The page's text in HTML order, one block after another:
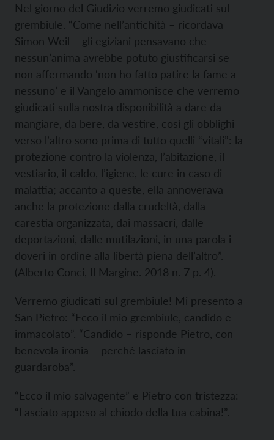
Nel giorno del Giudizio verremo giudicati sul
grembiule. “Come nell’antichità – ricordava
Simon Weil – gli egiziani pensavano che
nessun’anima avrebbe potuto giustificarsi se
non affermando ‘non ho fatto patire la fame a
nessuno’ e il Vangelo ammonisce che verremo
giudicati sulla nostra disponibilità a dare da
mangiare, da bere, da vestire, così gli obblighi
verso l’altro sono prima di tutto quelli “vitali”: la
protezione contro la violenza, l’abitazione, il
vestiario, il caldo, l’igiene, le cure in caso di
malattia; accanto a queste, ella annoverava
anche la protezione dalla crudeltà, dalla
carestia organizzata, dai massacri, dalle
deportazioni, dalle mutilazioni, in una parola i
doveri in ordine alla libertà piena dell’altro”.
(Alberto Conci, Il Margine. 2018 n. 7 p. 4).
Verremo giudicati sul grembiule! Mi presento a
San Pietro: “Ecco il mio grembiule, candido e
immacolato”. “Candido – risponde Pietro, con
benevola ironia – perché lasciato in
guardaroba”.
“Ecco il mio salvagente” e Pietro con tristezza:
“Lasciato appeso al chiodo della tua cabina!”.